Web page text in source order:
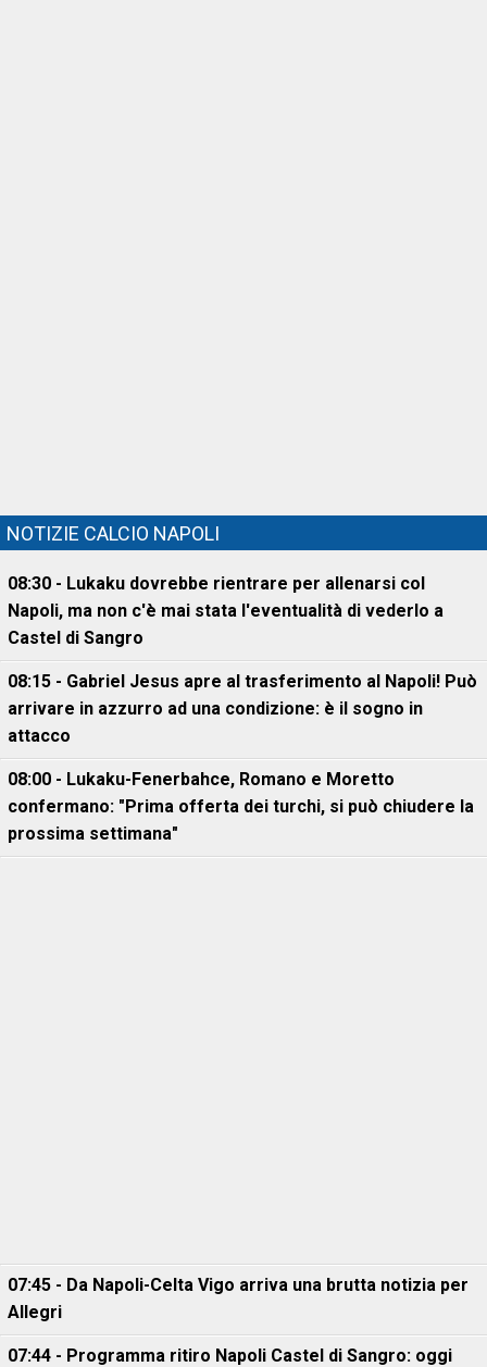
NOTIZIE CALCIO NAPOLI
08:30 - Lukaku dovrebbe rientrare per allenarsi col
Napoli, ma non c'è mai stata l'eventualità di vederlo a
Castel di Sangro
08:15 - Gabriel Jesus apre al trasferimento al Napoli! Può
arrivare in azzurro ad una condizione: è il sogno in
attacco
08:00 - Lukaku-Fenerbahce, Romano e Moretto
confermano: "Prima offerta dei turchi, si può chiudere la
prossima settimana"
07:45 - Da Napoli-Celta Vigo arriva una brutta notizia per
Allegri
07:44 - Programma ritiro Napoli Castel di Sangro: oggi